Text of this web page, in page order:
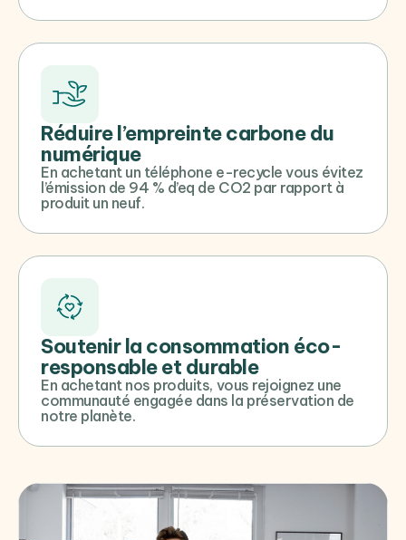
Réduire l’empreinte carbone du
numérique
En achetant un téléphone e-recycle vous évitez
l’émission de 94 % d’eq de CO2 par rapport à
produit un neuf.
Soutenir la consommation éco-
responsable et durable
En achetant nos produits, vous rejoignez une
communauté engagée dans la préservation de
notre planète.